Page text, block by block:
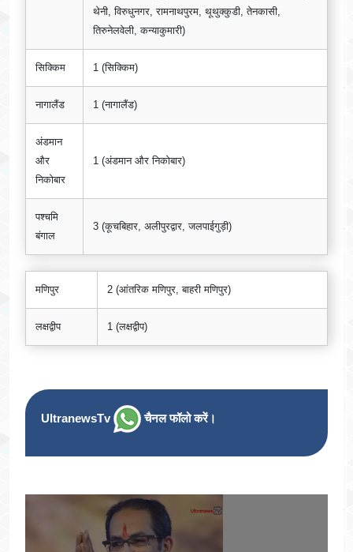
थेनी, विरुधुनगर, रामनाथपुरम, थूथुक्कुडी, तेनकासी,
तिरुनेलवेली, कन्याकुमारी)
सिक्किम 1 (सिक्किम)
नागालैंड 1 (नागालैंड)
अंडमान
और
निकोबार
1 (अंडमान और निकोबार)
पश्चमि
बंगाल
3 (कूचबिहार, अलीपुरद्वार, जलपाईगुड़ी)
मणिपुर 2 (आंतरिक मणिपुर, बाहरी मणिपुर)
लक्षद्वीप 1 (लक्षद्वीप)
UltranewsTv चैनल फॉलो करें।